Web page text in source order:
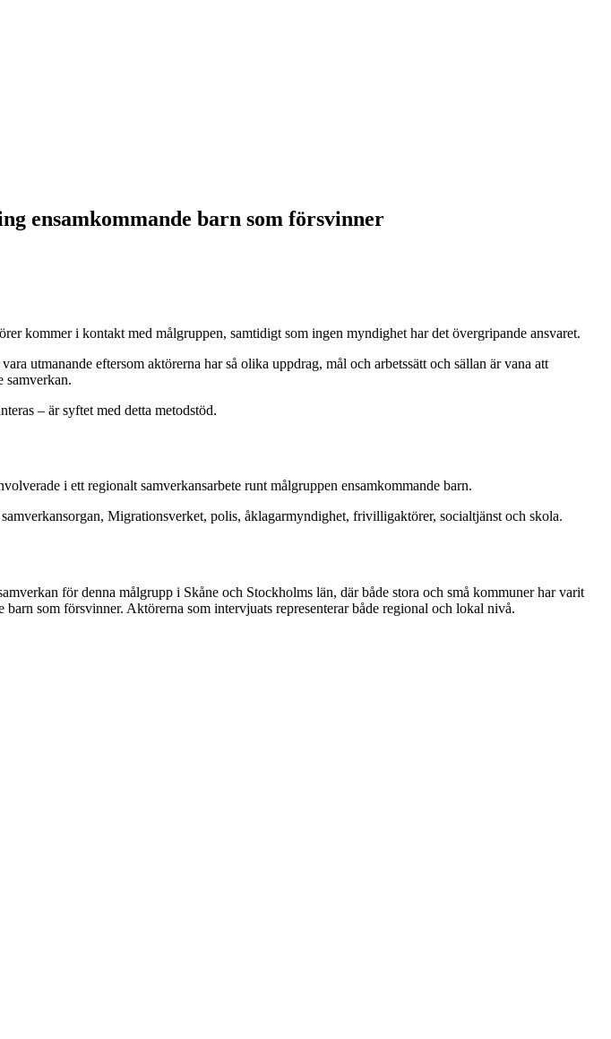
ensamkommande barn som försvinner
kommer i kontakt med målgruppen, samtidigt som ingen myndighet har det övergripande ansvaret.
utmanande eftersom aktörerna har så olika uppdrag, mål och arbetssätt och sällan är vana att
samverkan.
– är syftet med detta metodstöd.
i ett regionalt samverkansarbete runt målgruppen ensamkommande barn.
Migrationsverket, polis, åklagarmyndighet, frivilligaktörer, socialtjänst och skola.
för denna målgrupp i Skåne och Stockholms län, där både stora och små kommuner har varit
som försvinner. Aktörerna som intervjuats representerar både regional och lokal nivå.